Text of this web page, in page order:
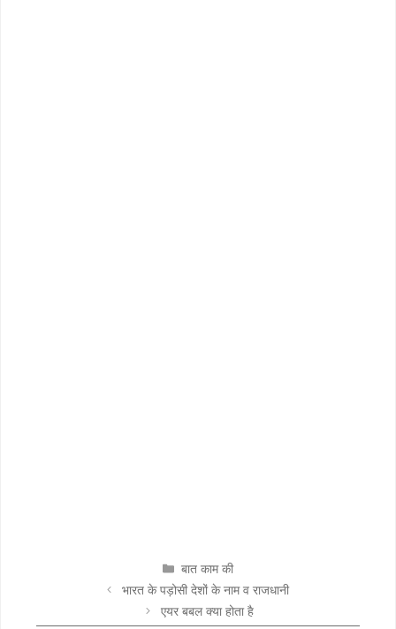
CATEGORIES
बात काम की
भारत के पड़ोसी देशों के नाम व राजधानी
एयर बबल क्या होता है